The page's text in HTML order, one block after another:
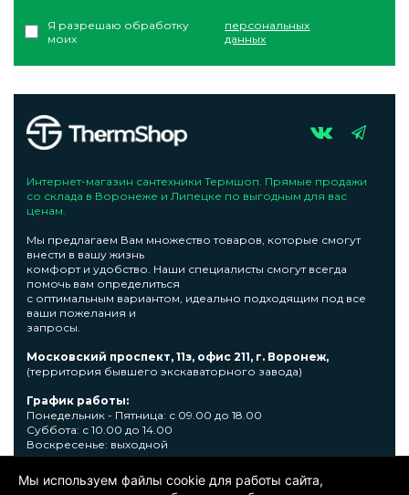
Я разрешаю обработку
моих
персональных
данных
Интернет-магазин сантехники Термшоп. Прямые продажи
со склада в Воронеже и Липецке по выгодным для вас
ценам.
Мы предлагаем Вам множество товаров, которые смогут
внести в вашу жизнь
комфорт и удобство. Наши специалисты смогут всегда
помочь вам определиться
с оптимальным вариантом, идеально подходящим под все
ваши пожелания и
запросы.
Московский проспект, 11з, офис 211, г. Воронеж,
(территория бывшего экскаваторного завода)
График работы:
Понедельник - Пятница: с 09.00 до 18.00
Суббота: с 10.00 до 14.00
Воскресенье: выходной
Узнать подробную информациювы сможете по телефону +7
473 300-31-39 или E-mail: sale@thermshop.ru
Мы используем файлы cookie для работы сайта,